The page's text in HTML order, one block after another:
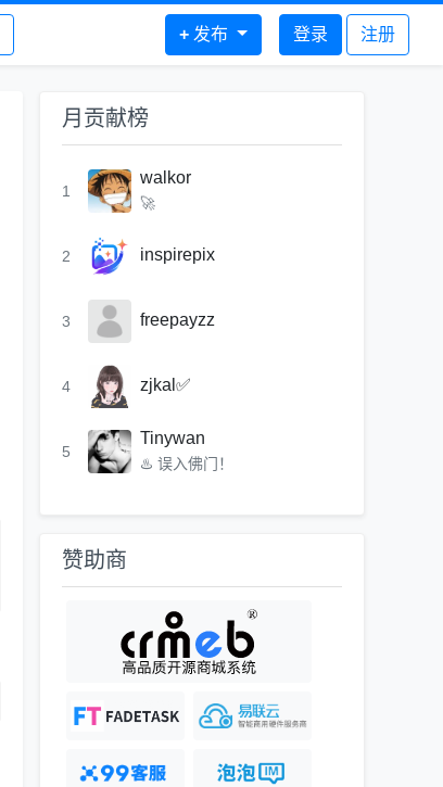
+ 发布 登录 注册
月贡献榜
1
walkor
🚀
2 inspirepix
3 freepayzz
4 zjkal✅
5
Tinywan
♨️ 误入佛门！
赞助商